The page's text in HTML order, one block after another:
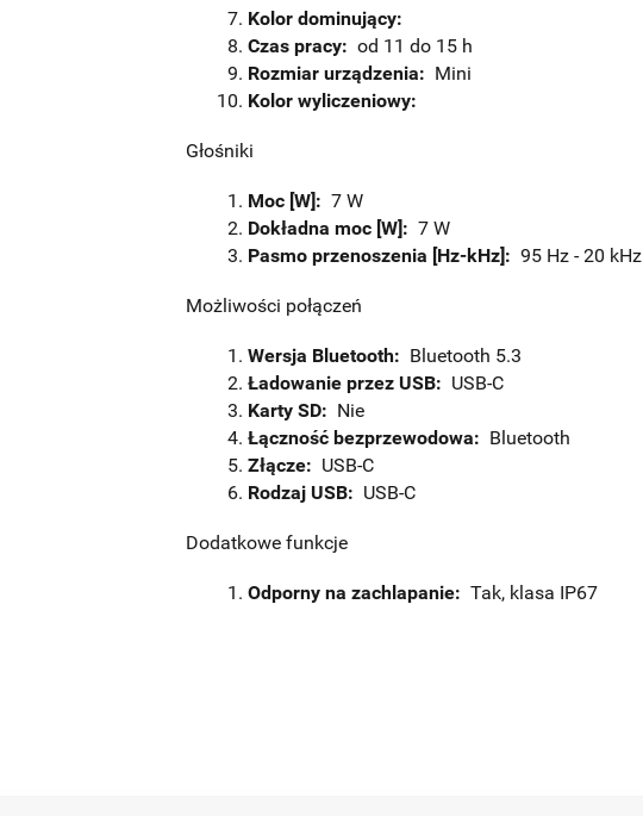
Kolor dominujący:
Czas pracy: od 11 do 15 h
Rozmiar urządzenia: Mini
Kolor wyliczeniowy:
Głośniki
Moc [W]: 7 W
Dokładna moc [W]: 7 W
Pasmo przenoszenia [Hz-kHz]: 95 Hz - 20 kHz
Możliwości połączeń
Wersja Bluetooth: Bluetooth 5.3
Ładowanie przez USB: USB-C
Karty SD: Nie
Łączność bezprzewodowa: Bluetooth
Złącze: USB-C
Rodzaj USB: USB-C
Dodatkowe funkcje
Odporny na zachlapanie: Tak, klasa IP67